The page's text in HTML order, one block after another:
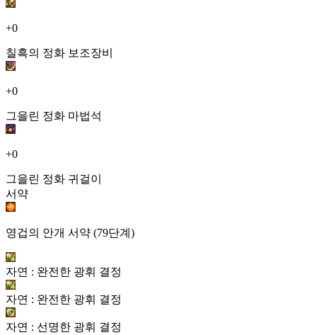
+0
칠흑의 정화 보조장비
+0
그을린 정화 마법석
+0
그을린 정화 귀걸이
서약
영겁의 안개 서약 (79단계)
자연 : 완전한 광휘 결정
자연 : 완전한 광휘 결정
자연 : 선명한 광휘 결정